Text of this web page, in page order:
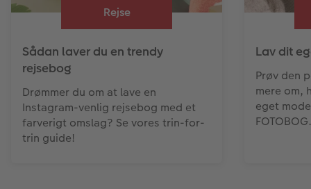
Rejse
Sådan laver du en trendy
rejsebog
Drømmer du om at lave en
Instagram-venlig rejsebog med et
farverigt omslag? Se vores trin-for-
trin guide!
Lav dit
Prøv den
mere om,
eget
FOTOBOG.